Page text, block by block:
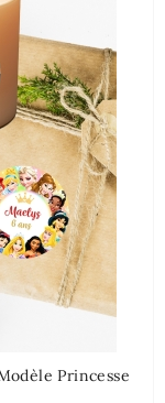
Princesse